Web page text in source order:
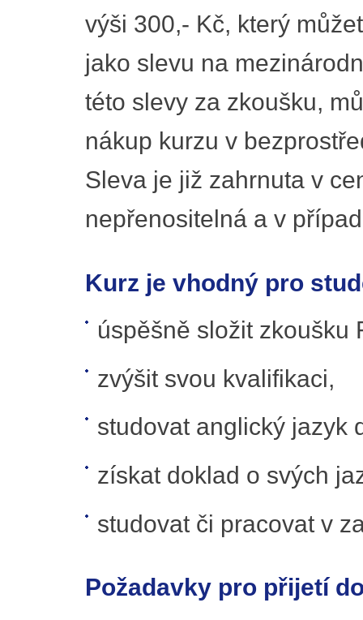
výši 300,- Kč, který
jako slevu na
této slevy za zkoušku,
nákup kurzu v
Sleva je již zahrnuta v
nepřenositelná a v
Kurz je vhodný pro
úspěšně složit zkoušku
zvýšit svou kvalifikaci,
studovat anglický jazyk
získat doklad o svých
studovat či pracovat v
Požadavky pro přijetí